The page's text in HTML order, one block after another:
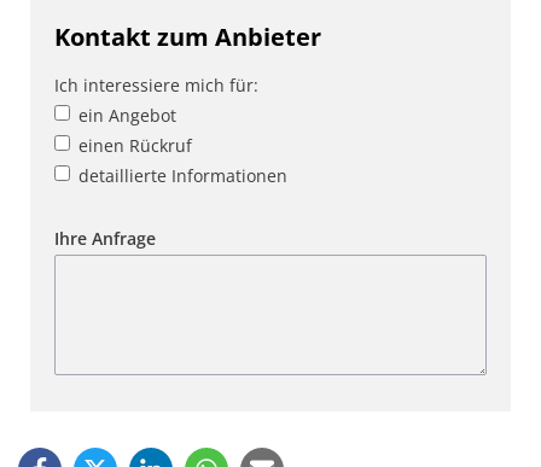
Kontakt zum Anbieter
Ich interessiere mich für:
ein Angebot
einen Rückruf
detaillierte Informationen
Ihre Anfrage